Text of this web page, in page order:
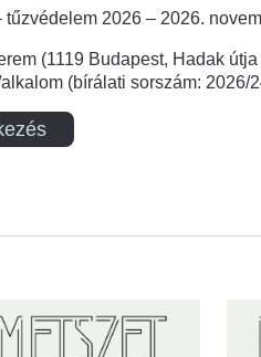
2026 – 2026.
(1119 Budapest, Hadak útja
(bírálati sorszám: 2026/